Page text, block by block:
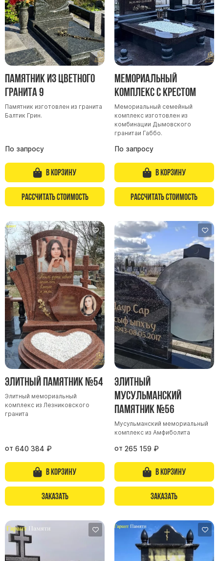
Барельефы
Кресты
Голуби
Распятие
Скорбящие
Цветы
Памятник из цветного
гранита 9
Памятник изготовлен из гранита
Балтик Грин.
По запросу
В корзину
Рассчитать стоимость
Мемориальный
комплекс с крестом
Мемориальный семейный
комплекс изготовлен из
комбинации Дымовского
гранитаи Габбо.
По запросу
В корзину
Рассчитать стоимость
Элитный памятник №54
Элитный мемориальный
комплекс из Лезниковского
гранита
от 640 384 ₽
В корзину
Заказать
Элитный
Мусульманский
памятник №56
Мусульманский мемориальный
комплекс из Амфиболита
от 265 159 ₽
В корзину
Заказать